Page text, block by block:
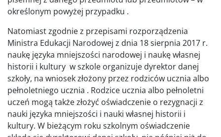
określonym powyżej przypadku .
Natomiast zgodnie z przepisami rozporządzenia
Ministra Edukacji Narodowej z dnia 18 sierpnia 2017 r.
naukę języka mniejszości narodowej i naukę własnej
historii i kultury w szkole organizuje dyrektor danej
szkoły, na wniosek złożony przez rodziców ucznia albo
pełnoletniego ucznia . Rodzice ucznia albo pełnoletni
uczeń mogą także złożyć oświadczenie o rezygnacji z
nauki języka mniejszości i nauki własnej historii i
kultury. W bieżącym roku szkolnym oświadczenie